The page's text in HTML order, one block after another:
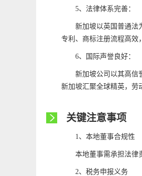
5、法律体系完善：
新加坡以英国普通法
专利、商标注册流程高效
6、国际声誉良好：
新加坡公司以其高信
新加坡汇聚全球精英，劳
关键注意事项
1、本地董事合规性
本地董事需承担法律
2、税务申报义务